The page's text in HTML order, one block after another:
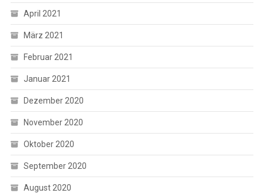
April 2021
März 2021
Februar 2021
Januar 2021
Dezember 2020
November 2020
Oktober 2020
September 2020
August 2020